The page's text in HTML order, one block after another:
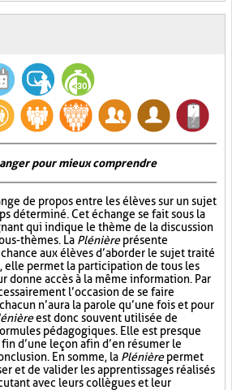
pour mieux comprendre
de propos entre les élèves sur un sujet
déterminé. Cet échange se fait sous la
qui indique le thème de la discussion
thèmes. La Plénièreprésente
aux élèves d’aborder le sujet traité
elle permet la participation de tous les
donne accès à la même information. Par
l’occasion de se faire
n’aura la parole qu’une fois et pour
est donc souvent utilisée de
pédagogiques. Elle est presque
d’une leçon afin d’en résumer le
En somme, la Plénièrepermet
et de valider les apprentissages réalisés
avec leurs collègues et leur